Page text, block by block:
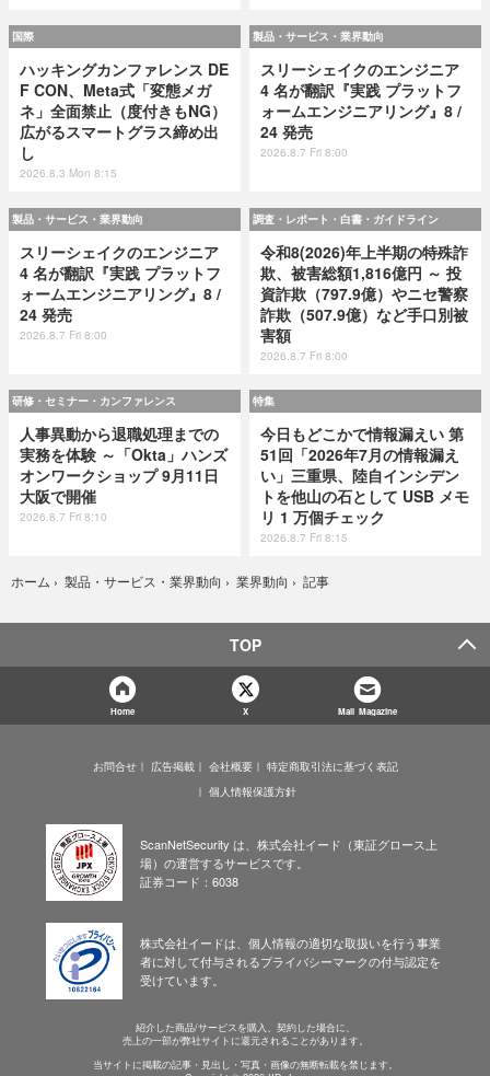
国際
ハッキングカンファレンス DE
F CON、Meta式「変態メガ
ネ」全面禁止（度付きもNG）
広がるスマートグラス締め出
し
2026.8.3 Mon 8:15
製品・サービス・業界動向
スリーシェイクのエンジニア
4 名が翻訳『実践 プラットフ
ォームエンジニアリング』8 /
24 発売
2026.8.7 Fri 8:00
製品・サービス・業界動向
スリーシェイクのエンジニア
4 名が翻訳『実践 プラットフ
ォームエンジニアリング』8 /
24 発売
2026.8.7 Fri 8:00
調査・レポート・白書・ガイドライン
令和8(2026)年上半期の特殊詐
欺、被害総額1,816億円 ～ 投
資詐欺（797.9億）やニセ警察
詐欺（507.9億）など手口別被
害額
2026.8.7 Fri 8:00
研修・セミナー・カンファレンス
人事異動から退職処理までの
実務を体験 ～「Okta」ハンズ
オンワークショップ 9月11日
大阪で開催
2026.8.7 Fri 8:10
特集
今日もどこかで情報漏えい 第
51回「2026年7月の情報漏え
い」三重県、陸自インシデン
トを他山の石として USB メモ
リ 1 万個チェック
2026.8.7 Fri 8:15
ホーム › 製品・サービス・業界動向 › 業界動向 › 記事
TOP
Home X Mail Magazine
お問合せ 広告掲載 会社概要
特定商取引法に基づく表記
個人情報保護方針
ScanNetSecurity は、株式会社イード（東証グロース上
場）の運営するサービスです。
証券コード：6038
株式会社イードは、個人情報の適切な取扱いを行う事業
者に対して付与されるプライバシーマークの付与認定を
受けています。
紹介した商品/サービスを購入、契約した場合に、
売上の一部が弊社サイトに還元されることがあります。
当サイトに掲載の記事・見出し・写真・画像の無断転載を禁じます。